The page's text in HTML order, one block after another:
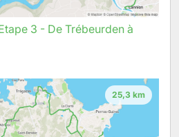
3 - De Trébeurden à
25,3 km